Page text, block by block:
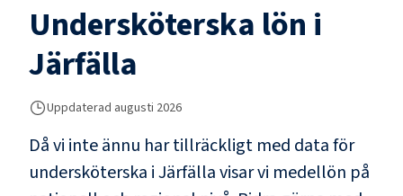
Undersköterska lön i
Järfälla
Uppdaterad augusti 2026
Då vi inte ännu har tillräckligt med data för
undersköterska iJärfällavisar vi medellön på